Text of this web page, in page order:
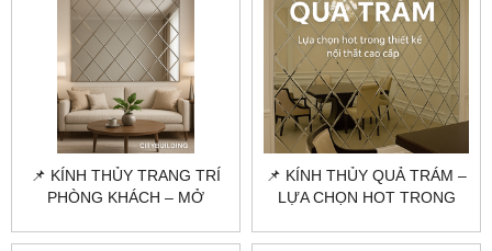
📌 KÍNH THỦY TRANG TRÍ
PHÒNG KHÁCH – MỞ
THẨM MỸ
📌 KÍNH THỦY QUẢ TRÁM –
LỰA CHỌN HOT TRONG
CẤP